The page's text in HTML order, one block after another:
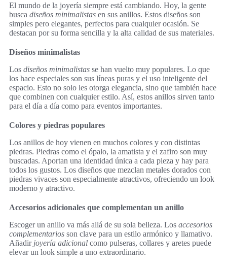
El mundo de la joyería siempre está cambiando. Hoy, la gente
busca diseños minimalistas en sus anillos. Estos diseños son
simples pero elegantes, perfectos para cualquier ocasión. Se
destacan por su forma sencilla y la alta calidad de sus materiales.
Diseños minimalistas
Los diseños minimalistas se han vuelto muy populares. Lo que
los hace especiales son sus líneas puras y el uso inteligente del
espacio. Esto no solo les otorga elegancia, sino que también hace
que combinen con cualquier estilo. Así, estos anillos sirven tanto
para el día a día como para eventos importantes.
Colores y piedras populares
Los anillos de hoy vienen en muchos colores y con distintas
piedras. Piedras como el ópalo, la amatista y el zafiro son muy
buscadas. Aportan una identidad única a cada pieza y hay para
todos los gustos. Los diseños que mezclan metales dorados con
piedras vivaces son especialmente atractivos, ofreciendo un look
moderno y atractivo.
Accesorios adicionales que complementan un anillo
Escoger un anillo va más allá de su sola belleza. Los accesorios
complementarios son clave para un estilo armónico y llamativo.
Añadir joyería adicional como pulseras, collares y aretes puede
elevar un look simple a uno extraordinario.